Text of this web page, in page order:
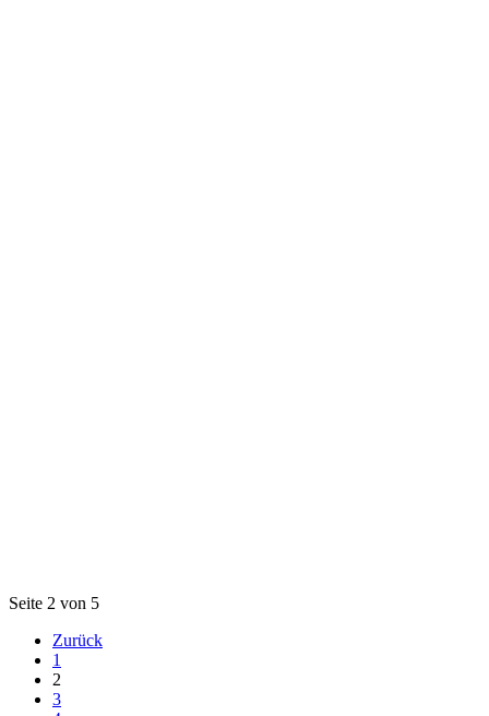
Seite 2 von 5
Zurück
1
2
3